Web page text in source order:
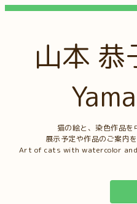
山本
猫の絵と、染色作品を
展示予定や作品のご案内
Art of cats with watercolor and